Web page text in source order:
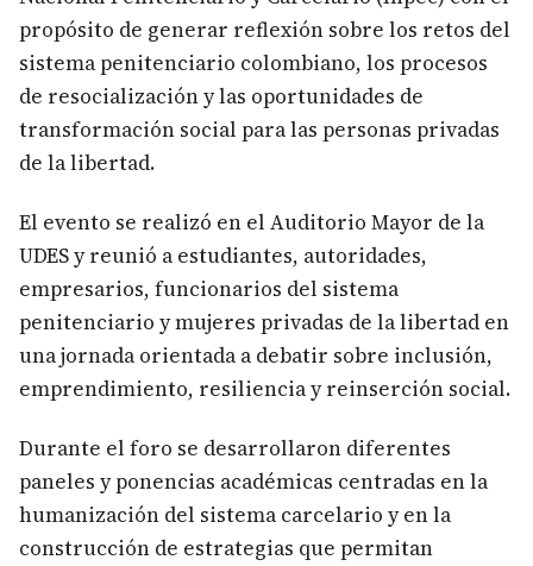
propósito de generar reflexión sobre los retos del
sistema penitenciario colombiano, los procesos
de resocialización y las oportunidades de
transformación social para las personas privadas
de la libertad.
El evento se realizó en el Auditorio Mayor de la
UDES y reunió a estudiantes, autoridades,
empresarios, funcionarios del sistema
penitenciario y mujeres privadas de la libertad en
una jornada orientada a debatir sobre inclusión,
emprendimiento, resiliencia y reinserción social.
Durante el foro se desarrollaron diferentes
paneles y ponencias académicas centradas en la
humanización del sistema carcelario y en la
construcción de estrategias que permitan